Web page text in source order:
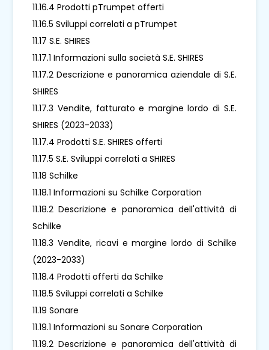
11.16.4 Prodotti pTrumpet offerti
11.16.5 Sviluppi correlati a pTrumpet
11.17 S.E. SHIRES
11.17.1 Informazioni sulla società S.E. SHIRES
11.17.2 Descrizione e panoramica aziendale di S.E.
SHIRES
11.17.3 Vendite, fatturato e margine lordo di S.E.
SHIRES (2023-2033)
11.17.4 Prodotti S.E. SHIRES offerti
11.17.5 S.E. Sviluppi correlati a SHIRES
11.18 Schilke
11.18.1 Informazioni su Schilke Corporation
11.18.2 Descrizione e panoramica dell'attività di
Schilke
11.18.3 Vendite, ricavi e margine lordo di Schilke
(2023-2033)
11.18.4 Prodotti offerti da Schilke
11.18.5 Sviluppi correlati a Schilke
11.19 Sonare
11.19.1 Informazioni su Sonare Corporation
11.19.2 Descrizione e panoramica dell'attività di